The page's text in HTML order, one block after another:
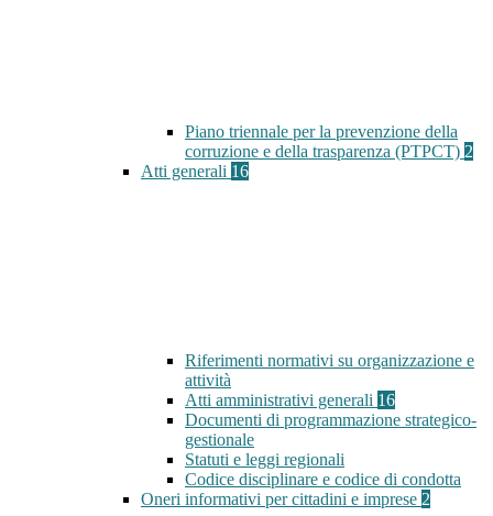
Piano triennale per la prevenzione della
corruzione e della trasparenza (PTPCT) 2
Atti generali 16
Riferimenti normativi su organizzazione e
attività
Atti amministrativi generali 16
Documenti di programmazione strategico-
gestionale
Statuti e leggi regionali
Codice disciplinare e codice di condotta
Oneri informativi per cittadini e imprese 2